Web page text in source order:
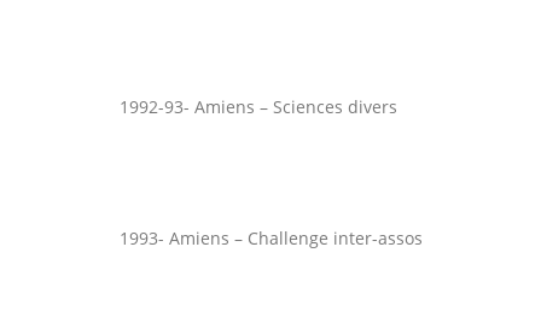
1992-93- Amiens – Sciences divers
1993- Amiens – Challenge inter-assos